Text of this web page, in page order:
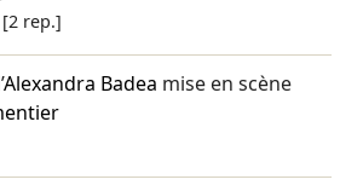
[2 rep.]
Alexandra Badea mise en scène